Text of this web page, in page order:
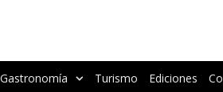
Gastronomía Turismo Ediciones